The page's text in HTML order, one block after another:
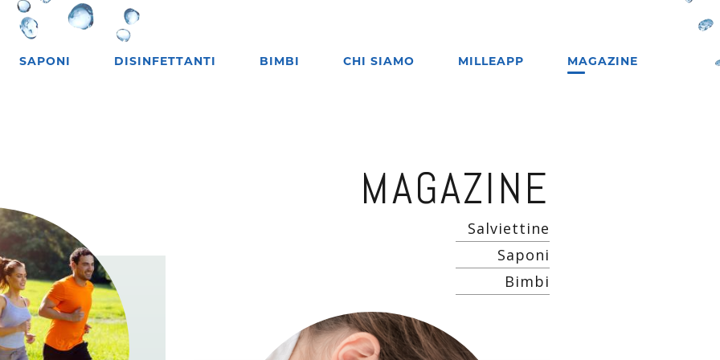
SAPONI DISINFETTANTI BIMBI CHI SIAMO MILLEAPP MAGAZINE
MAGAZINE
Salviettine
Saponi
Bimbi